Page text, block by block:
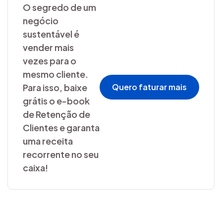
O segredo de um
negócio
sustentável é
vender mais
vezes para o
mesmo cliente.
Para isso, baixe
grátis o e-book
de Retenção de
Clientes e garanta
uma receita
recorrente no seu
caixa!
Quero faturar mais